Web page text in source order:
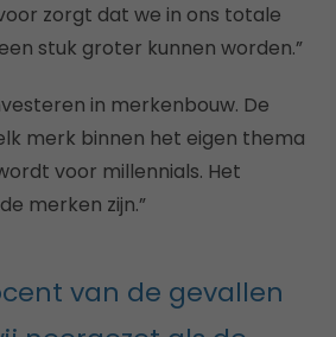
zorgt dat we in ons totale
stuk groter kunnen worden.”
in merkenbouw. De
merk binnen het eigen thema
voor millennials. Het
merken zijn.”
van de gevallen